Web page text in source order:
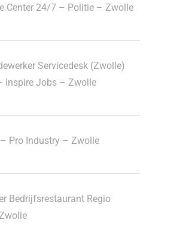
Center 24/7 – Politie – Zwolle
Servicedesk (Zwolle)
Inspire Jobs – Zwolle
Pro Industry – Zwolle
Bedrijfsrestaurant Regio